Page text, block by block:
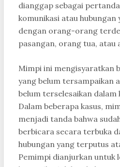
dianggap sebagai
komunikasi atau
dengan orang-orang
pasangan, orang tua, atau
Mimpi ini mengisyaratkan
yang belum tersampaikan
belum terselesaikan dalam
Dalam beberapa kasus,
menjadi tanda bahwa
berbicara secara terbuka
hubungan yang terputus
Pemimpi dianjurkan untuk